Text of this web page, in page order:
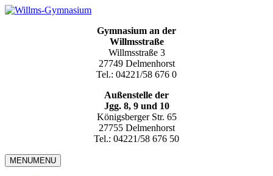
Gymnasium an der
Willmsstraße
Willmsstraße 3
27749 Delmenhorst
Tel.: 04221/58 676 0
Außenstelle der
Jgg. 8, 9 und 10
Königsberger Str. 65
27755 Delmenhorst
Tel.: 04221/58 676 50
MENUMENU